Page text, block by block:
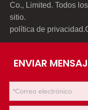
Co., Limited. Todos
sitio.
política de privacidad
ENVIAR